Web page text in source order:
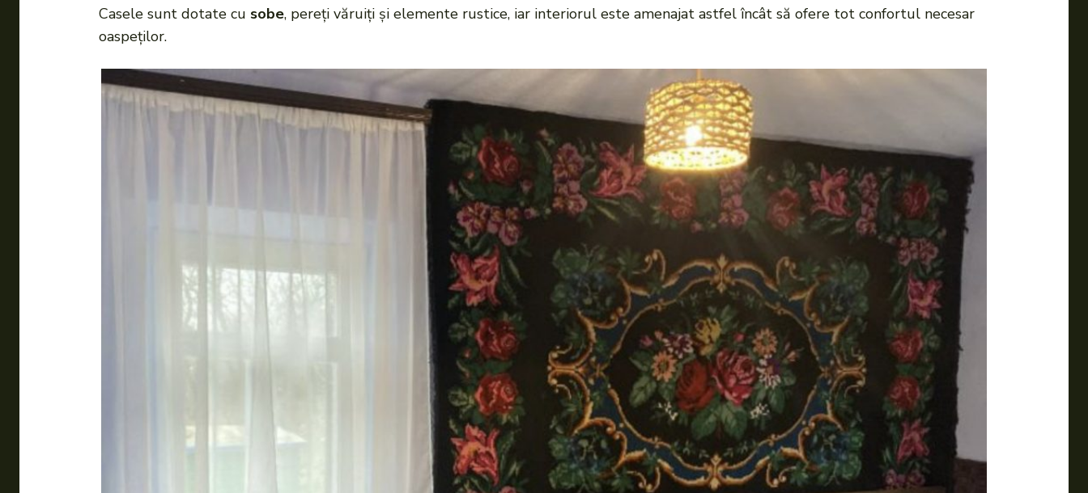
Casele sunt dotate cu sobe, pereți văruiți și elemente rustice, iar interiorul este amenajat astfel încât să ofere tot confortul necesar
oaspeților.